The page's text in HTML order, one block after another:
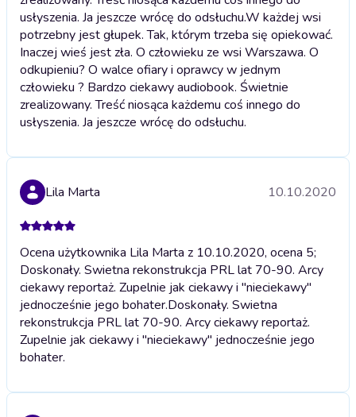
usłyszenia. Ja jeszcze wrócę do odsłuchu.W każdej wsi
potrzebny jest głupek. Tak, którym trzeba się opiekować.
Inaczej wieś jest zła. O człowieku ze wsi Warszawa. O
odkupieniu? O walce ofiary i oprawcy w jednym
człowieku ? Bardzo ciekawy audiobook. Świetnie
zrealizowany. Treść niosąca każdemu coś innego do
usłyszenia. Ja jeszcze wrócę do odsłuchu.
Lila Marta 10.10.2020
Ocena użytkownika Lila Marta z 10.10.2020, ocena 5;
Doskonały. Swietna rekonstrukcja PRL lat 70-90. Arcy
ciekawy reportaż. Zupelnie jak ciekawy i "nieciekawy"
jednocześnie jego bohater.Doskonały. Swietna
rekonstrukcja PRL lat 70-90. Arcy ciekawy reportaż.
Zupelnie jak ciekawy i "nieciekawy" jednocześnie jego
bohater.